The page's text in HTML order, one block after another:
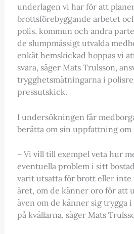
underlagen vi har för att
brottsförebyggande arbetet
polis, kommun och andra
de slumpmässigt utvalda
enkät hemskickad hoppas vi
svara, säger Mats Trulsson,
trygghetsmätningarna i
pressutskick.
I undersökningen får
berätta om sin uppfattning om
– Vi vill till exempel veta hur
eventuella problem i sitt
varit utsatta för brott eller inte
året, om de känner oro för att
även om de känner sig trygga
på kvällarna, säger Mats